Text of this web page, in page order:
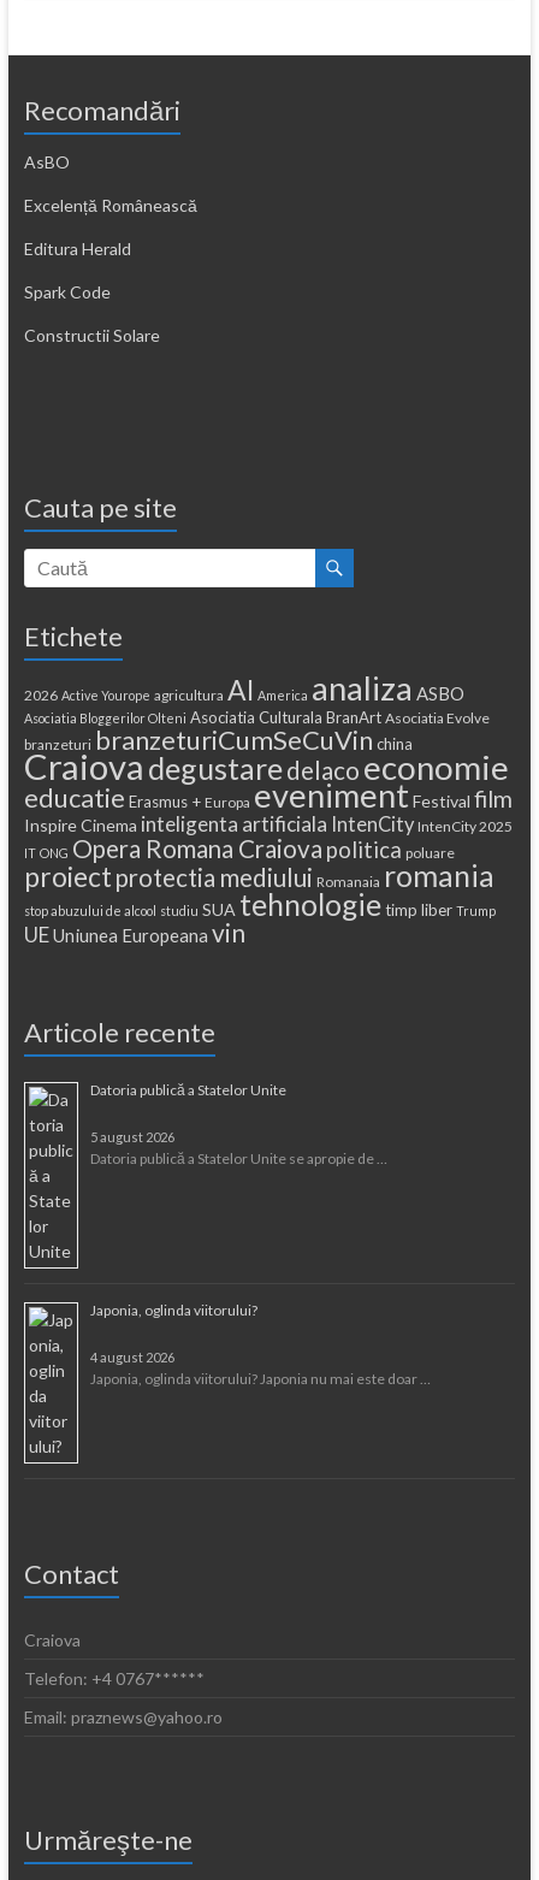
Recomandări
AsBO
Excelență Românească
Editura Herald
Spark Code
Constructii Solare
Cauta pe site
Etichete
2026 Active Yourope agricultura AI America analiza ASBO
Asociatia Bloggerilor Olteni Asociatia Culturala BranArt Asociatia Evolve
branzeturi branzeturiCumSeCuVin china
Craiova degustaredelaco economie
educatie Erasmus + Europa eveniment Festival film
Inspire Cinema inteligenta artificiala IntenCity IntenCity 2025
IT ONG Opera Romana Craiova politica poluare
proiect protectia mediului Romanaia romania
stop abuzului de alcool studiu SUA tehnologie timp liber Trump
UEUniunea Europeana vin
Articole recente
Datoria publică a Statelor Unite
5 august 2026
Datoria publică a Statelor Unite se apropie de …
Japonia, oglinda viitorului?
4 august 2026
Japonia, oglinda viitorului? Japonia nu mai este doar …
Contact
Craiova
Telefon: +4 0767******
Email: praznews@yahoo.ro
Urmăreşte-ne